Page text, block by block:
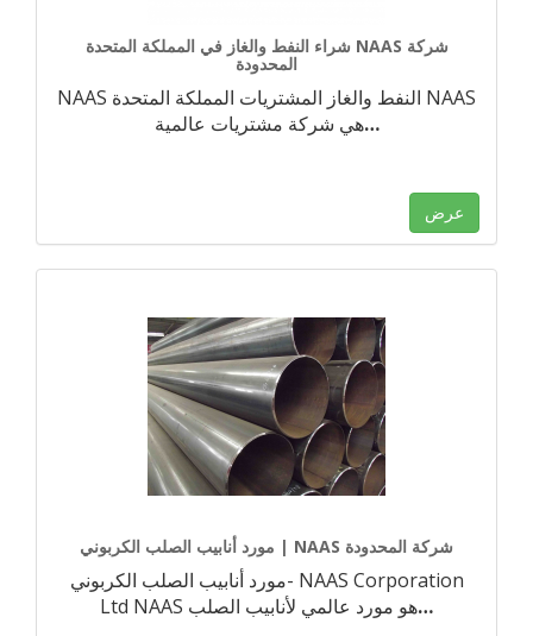
شراء النفط والغاز في المملكة المتحدة NAAS شركة
المحدودة
NAAS النفط والغاز المشتريات المملكة المتحدة NAAS
هي شركة مشتريات عالمية…
عرض
مورد أنابيب الصلب الكربوني | NAAS شركة المحدودة
مورد أنابيب الصلب الكربوني- NAAS Corporation
Ltd NAAS هو مورد عالمي لأنابيب الصلب…